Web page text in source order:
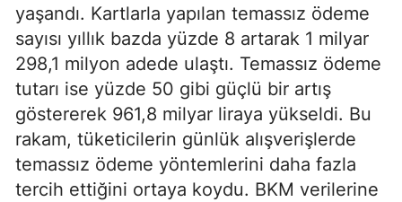
yaşandı. Kartlarla yapılan temassız ödeme
sayısı yıllık bazda yüzde 8 artarak 1 milyar
298,1 milyon adede ulaştı. Temassız ödeme
tutarı ise yüzde 50 gibi güçlü bir artış
göstererek 961,8 milyar liraya yükseldi. Bu
rakam, tüketicilerin günlük alışverişlerde
temassız ödeme yöntemlerini daha fazla
tercih ettiğini ortaya koydu. BKM verilerine